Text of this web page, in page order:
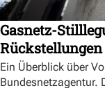
Gasnetz-
Ein Überblick über
Bundesnetzagentur.